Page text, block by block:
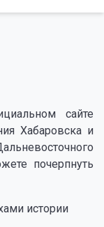
сайте
Хабаровска и
почерпнуть
истории